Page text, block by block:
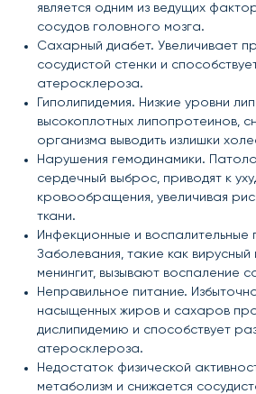
является одним из ведущих
сосудов головного мозга.
Сахарный диабет. Увеличивает
сосудистой стенки и
атеросклероза.
Гиполипидемия. Низкие уровни
высокоплотных липопротеинов,
организма выводить излишки
Нарушения гемодинамики.
сердечный выброс, приводят к
кровообращения, увеличивая
ткани.
Инфекционные и воспалительные
Заболевания, такие как вирусный
менингит, вызывают воспаление
Неправильное питание.
насыщенных жиров и сахаров
дислипидемию и способствует
атеросклероза.
Недостаток физической
метаболизм и снижается